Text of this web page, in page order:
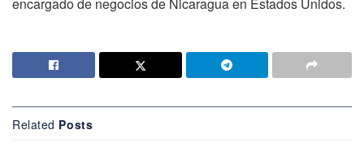
Related Posts